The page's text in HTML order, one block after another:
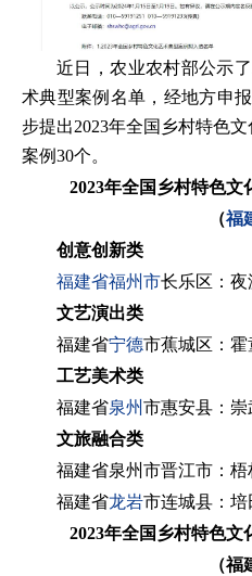
近日，农业农村部公示
术典型案例名单，经地方申
步提出2023年全国乡村特色
案例30个。
2023年全国乡村特色
（福
创意创新类
福建省福州市长乐区：夜
文艺演出类
福建省宁德市蕉城区：霍
工艺美术类
福建省泉州市惠安县：
文旅融合类
福建省泉州市晋江市：梧
福建省龙岩市连城县：
2023年全国乡村特色
（福